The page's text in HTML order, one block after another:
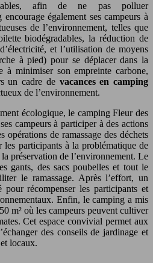
afin de ne pas polluer
également ses campeurs à
de l’environnement, telles que
biodégradables, la réduction de
et l’utilisation de moyens
à pied) pour se déplacer dans la
à minimiser son empreinte carbone,
un cadre de vacances en camping
de l’environnement.
écologique, le camping Fleur des
campeurs à participer à des actions
opérations de ramassage des déchets
les participants à la problématique de
préservation de l’environnement. Le
gants, des sacs poubelles et tout le
le ramassage. Après l’effort, un
récompenser les participants et
Enfin, le camping a mis
m² où les campeurs peuvent cultiver
Cet espace convivial permet aux
des conseils de jardinage et
locaux.